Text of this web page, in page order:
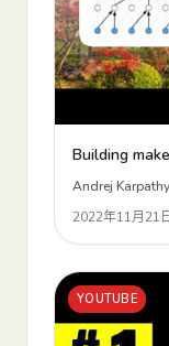
Building
Andrej Karpathy
2022年11月21日
YOUTUBE